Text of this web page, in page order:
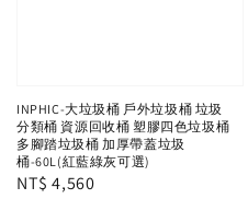
INPHIC-大垃圾桶 戶外垃圾桶 垃圾
分類桶 資源回收桶 塑膠四色垃圾桶
多腳踏垃圾桶 加厚帶蓋垃圾
桶-60L(紅藍綠灰可選)
Regular
NT$ 4,560